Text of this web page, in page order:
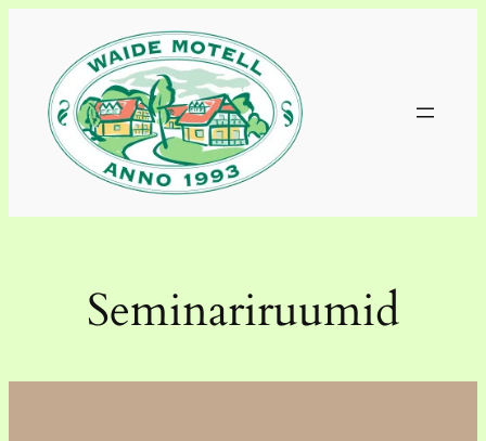
juurde
Seminariruumid